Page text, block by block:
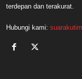
terdepan dan terakurat.
Hubungi kami: